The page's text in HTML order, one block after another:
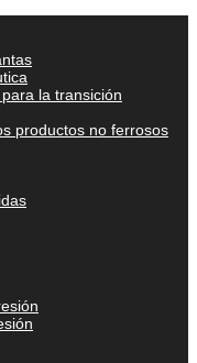
la transición
productos no ferrosos